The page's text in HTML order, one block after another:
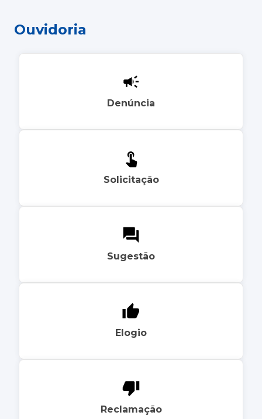
Ouvidoria
Denúncia
Solicitação
Sugestão
Elogio
Reclamação